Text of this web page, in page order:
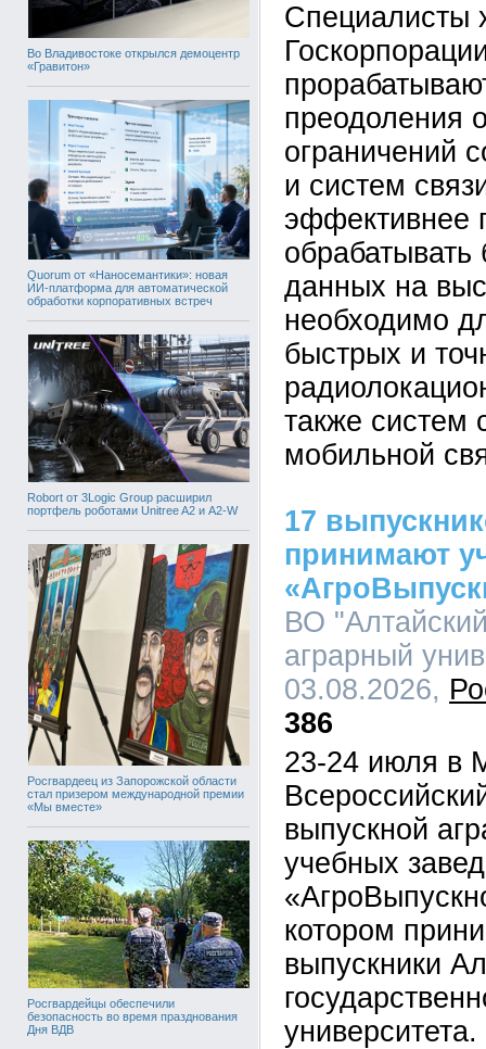
Во Владивостоке открылся демоцентр
«Гравитон»
Quorum от «Наносемантики»: новая
ИИ-платформа для автоматической
обработки корпоративных встреч
Robort от 3Logic Group расширил
портфель роботами Unitree A2 и A2-W
Росгвардеец из Запорожской области
стал призером международной премии
«Мы вместе»
Росгвардейцы обеспечили
безопасность во время празднования
Дня ВДВ
Специалисты
преодоления
ограничений
и систем
эффективнее
данных на
необходимо
быстрых и
также систем
мобильной
17
принимают
ВО
аграрный
03.08.2026,
386
23-24 июля в
выпускной
учебных
котором
выпускники
университета.